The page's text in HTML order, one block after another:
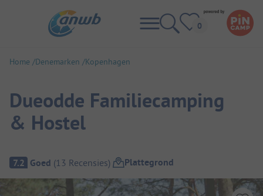
Home Denemarken Kopenhagen
Dueodde Familiecamping
& Hostel
Camping overzicht
7.2 Goed (13 Recensies) Plattegrond